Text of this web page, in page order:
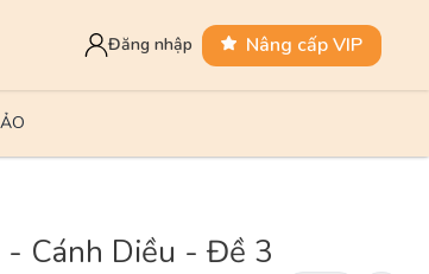
Đăng nhập Nâng cấp VIP
Cánh Diều - Đề 3